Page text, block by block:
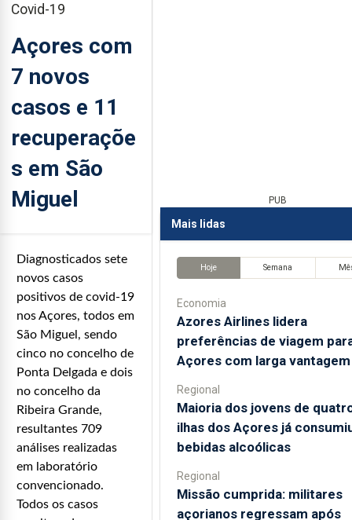
Covid-19
Açores com
7 novos
casos e 11
recuperaçõe
s em São
Miguel
Diagnosticados sete
novos casos
positivos de covid-19
nos Açores, todos em
São Miguel, sendo
cinco no concelho de
Ponta Delgada e dois
no concelho da
Ribeira Grande,
resultantes 709
análises realizadas
em laboratório
convencionado.
Todos os casos
PUB
Mais lidas
Hoje Semana
Economia
Azores Airlines lidera
preferências de viagem
Açores com larga vantagem
Regional
Maioria dos jovens de
ilhas dos Açores já
bebidas alcoólicas
Regional
Missão cumprida: militares
açorianos regressam após